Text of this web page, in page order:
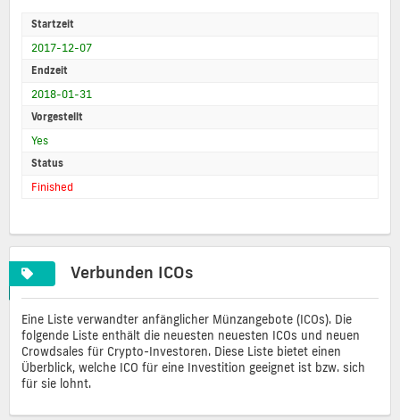
Startzeit
2017-12-07
Endzeit
2018-01-31
Vorgestellt
Yes
Status
Finished
Verbunden ICOs
Eine Liste verwandter anfänglicher Münzangebote (ICOs). Die
folgende Liste enthält die neuesten neuesten ICOs und neuen
Crowdsales für Crypto-Investoren. Diese Liste bietet einen
Überblick, welche ICO für eine Investition geeignet ist bzw. sich
für sie lohnt.